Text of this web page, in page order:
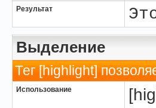
Результат
Выделение
Тег [highlight]
Использование